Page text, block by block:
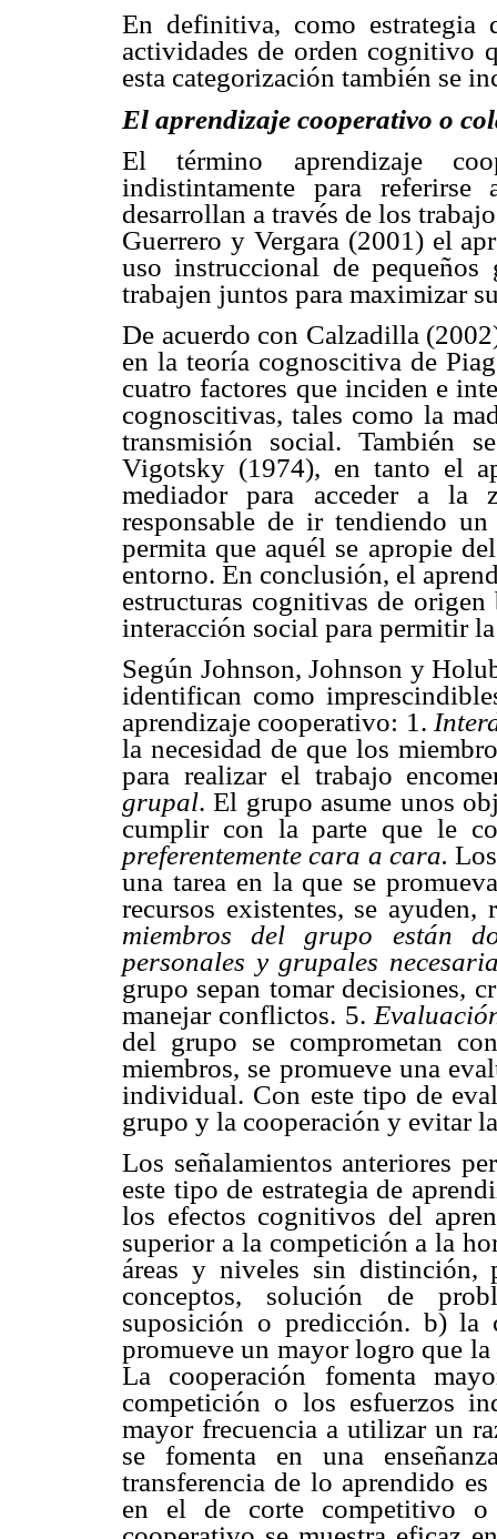
En definitiva, como estrategia
actividades de orden cognitivo
esta categorización también se
El aprendizaje cooperativo o
El término aprendizaje
indistintamente para
desarrollan a través de los
Guerrero y Vergara (2001) el
uso instruccional de
trabajen juntos para maximizar
De acuerdo con Calzadilla
en la teoría cognoscitiva de
cuatro factores que inciden e
cognoscitivas, tales como la
transmisión social. También
Vigotsky (1974), en tanto el
mediador para acceder a la
responsable de ir tendiendo
permita que aquél se apropie
entorno. En conclusión, el
estructuras cognitivas de
interacción social para permitir
Según Johnson, Johnson y
identifican como
aprendizaje cooperativo: 1.
la necesidad de que los
para realizar el trabajo
grupal. El grupo asume unos
cumplir con la parte que le
preferentemente cara a cara.
una tarea en la que se
recursos existentes, se
miembros del grupo están
personales y grupales
grupo sepan tomar decisiones,
manejar conflictos. 5.
del grupo se comprometan
miembros, se promueve una
individual. Con este tipo de
grupo y la cooperación y evitar
Los señalamientos anteriores
este tipo de estrategia de
los efectos cognitivos del
superior a la competición a la
áreas y niveles sin distinción,
conceptos, solución de
suposición o predicción. b) la
promueve un mayor logro que
La cooperación fomenta
competición o los esfuerzos
mayor frecuencia a utilizar un
se fomenta en una
transferencia de lo aprendido
en el de corte competitivo o